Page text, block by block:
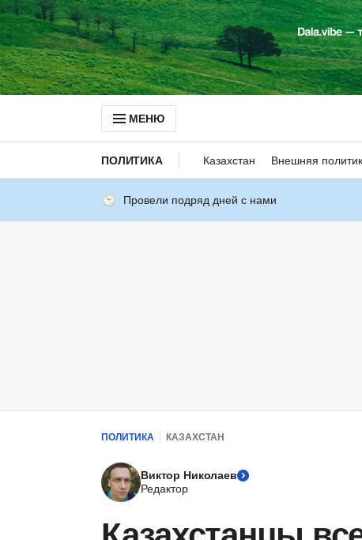
МЕНЮ
ПОЛИТИКА Казахстан Внешняя
Провели подряд дней с нами
ПОЛИТИКА КАЗАХСТАН
Виктор Николаев
Редактор